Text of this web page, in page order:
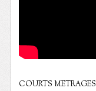
COURTS METRAGES